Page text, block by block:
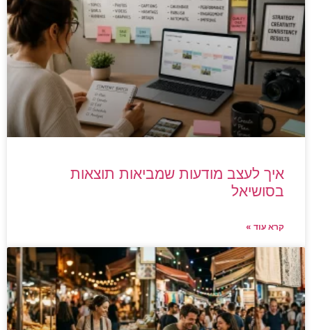
איך לעצב מודעות שמביאות תוצאות
בסושיאל
קרא עוד »